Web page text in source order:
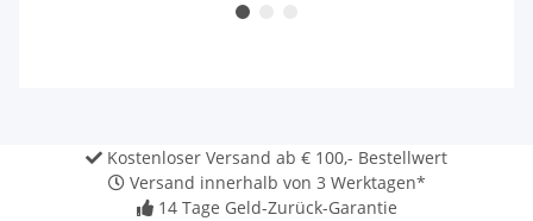
Kostenloser Versand ab € 100,- Bestellwert
Versand innerhalb von 3 Werktagen*
14 Tage Geld-Zurück-Garantie